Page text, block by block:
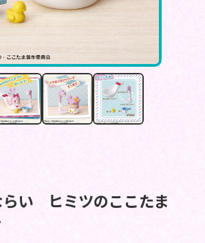
らい ヒミツのここたま